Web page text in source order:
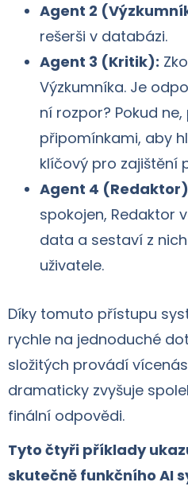
Agent 2
rešerši v databázi.
Agent 3 (Kritik):
Výzkumníka. Je
ní rozpor? Pokud
připomínkami, aby
klíčový pro zajištění
Agent 4
spokojen, Redaktor
data a sestaví z
uživatele.
Díky tomuto přístupu
rychle na jednoduché
složitých provádí
dramaticky zvyšuje
finální odpovědi.
Tyto čtyři příklady
skutečně funkčního AI